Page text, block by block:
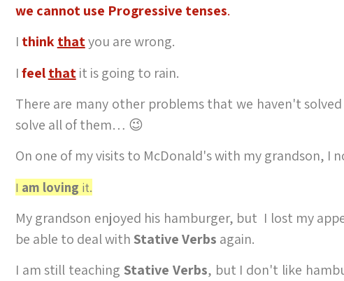
we cannot use Progressive tenses.
I think thatyou are wrong.
Ifeel thatit is going to rain.
There are many other problems that we haven't
solve all of them… 😉
On one of my visits to McDonald's with my grandson, I
I am loving it.
My grandson enjoyed his hamburger, but I lost my
be able to deal withStative Verbs again.
I am still teaching Stative Verbs, but I don't like